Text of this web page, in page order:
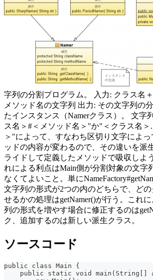
字列の分割プログラム。 入力: クラス名
メソッド名の文字列 出力: その文字列の
たインスタンス（Namerクラス）。 文字
ス名＞#＜メソッド名＞"か"＜クラス名＞
＞"によって、すなわち区切り文字によ
ッドの内容が変わるので、その違いを派
ライドして定義したメソッドで吸収しよ
れによる利点はMain側が分割対象の文字
なくてよいこと。単に
文字列の形式が2つの内のどちらで、ど
せるかの処理はgetNamer()が行う。これ
列の形式を増やす場合に修正するのは
ク、追加するのは新しい派生クラス。
ソースコード
public class Main {
public static void main(String[]